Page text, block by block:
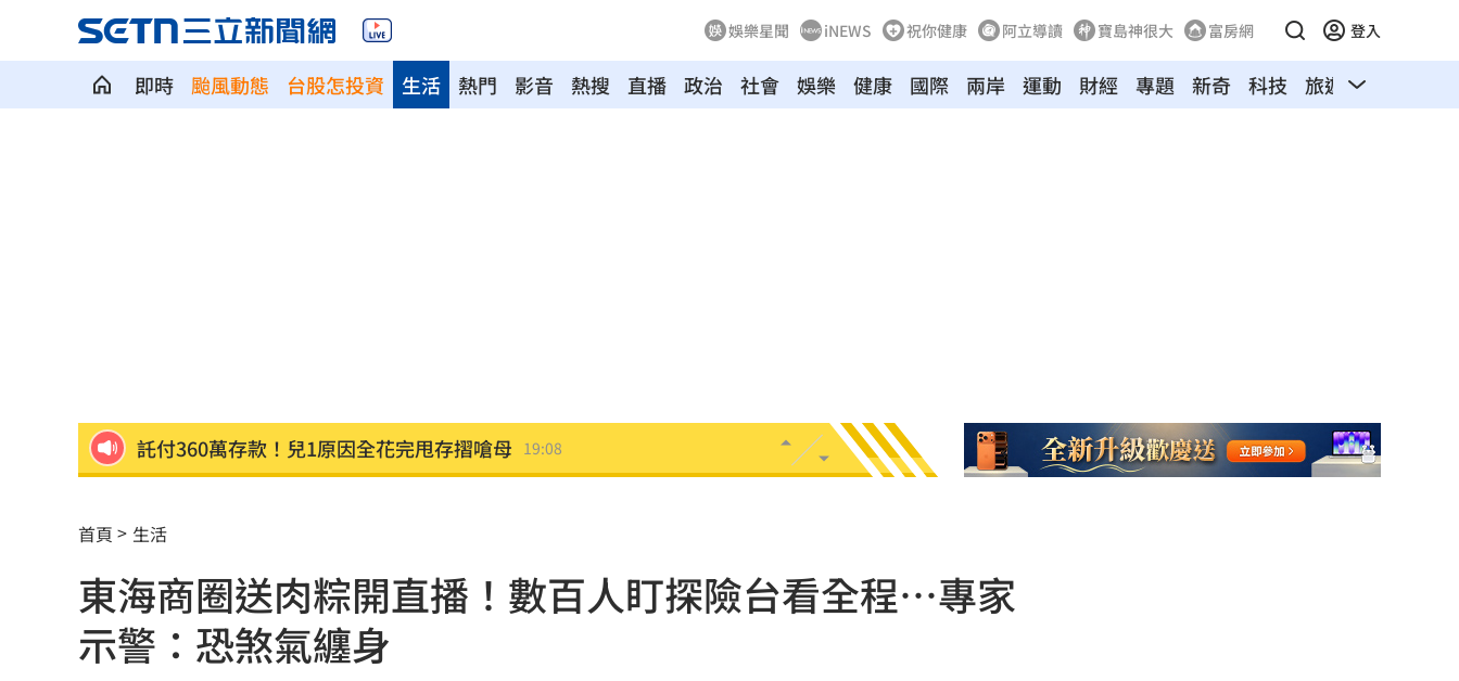
娛樂星聞 iNEWS 祝你健康 阿立導讀 寶島神很大 富房網 登入
即時 颱風動態 台股怎投資 熱門 影音 熱搜 直播 政治 社會 娛樂
生活 健康 國際 兩岸 運動 財經 專題 新奇 科技 旅遊 汽車
託付360萬存款！兒1原因全花完甩存摺嗆母 19:08
女星授權AI短劇 「裙下仰拍視角」片挨轟
防代刀！衛福部祭新規：醫材商嚴禁碰病人 18:57
外資狂提款！國家隊3億護「這檔金融股 」
首頁 生活
東海商圈送肉粽開直播！數百人盯探險台看全程…專家
示警：恐煞氣纏身